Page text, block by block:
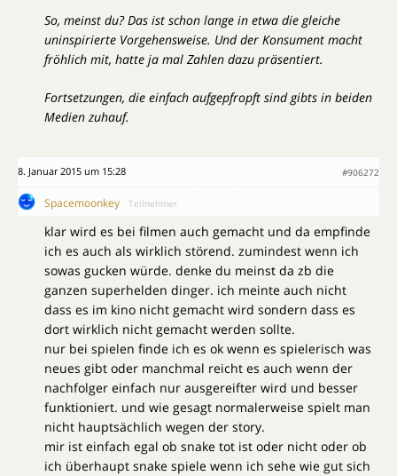
So, meinst du? Das ist schon lange in etwa die gleiche
uninspirierte Vorgehensweise. Und der Konsument macht
fröhlich mit, hatte ja mal Zahlen dazu präsentiert.
Fortsetzungen, die einfach aufgepfropft sind gibts in beiden
Medien zuhauf.
8. Januar 2015 um 15:28 #906272
Spacemoonkey Teilnehmer
klar wird es bei filmen auch gemacht und da empfinde
ich es auch als wirklich störend. zumindest wenn ich
sowas gucken würde. denke du meinst da zb die
ganzen superhelden dinger. ich meinte auch nicht
dass es im kino nicht gemacht wird sondern dass es
dort wirklich nicht gemacht werden sollte.
nur bei spielen finde ich es ok wenn es spielerisch was
neues gibt oder manchmal reicht es auch wenn der
nachfolger einfach nur ausgereifter wird und besser
funktioniert. und wie gesagt normalerweise spielt man
nicht hauptsächlich wegen der story.
mir ist einfach egal ob snake tot ist oder nicht oder ob
ich überhaupt snake spiele wenn ich sehe wie gut sich